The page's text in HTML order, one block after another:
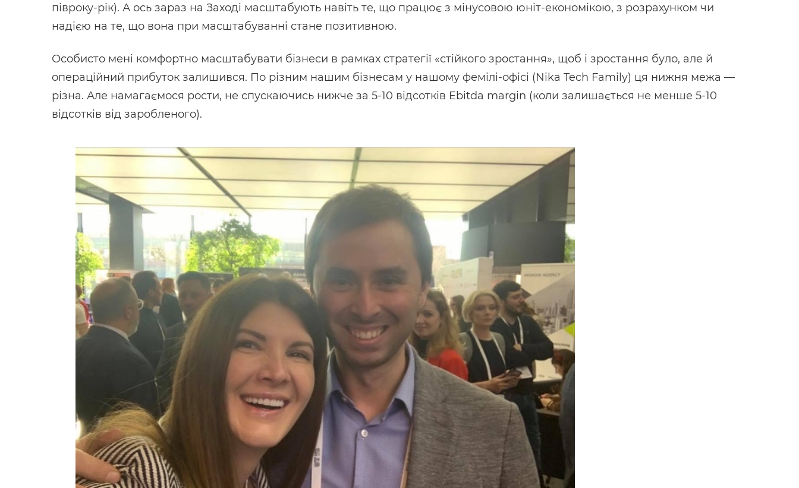
півроку-рік). А ось зараз на Заході масштабують навіть те, що працює з мінусовою юніт-економікою, з розрахунком чи
надією на те, що вона при масштабуванні стане позитивною.
Особисто мені комфортно масштабувати бізнеси в рамках стратегії «стійкого зростання», щоб і зростання було, але й
операційний прибуток залишився. По різним нашим бізнесам у нашому фемілі-офісі (Nika Tech Family) ця нижня межа —
різна. Але намагаємося рости, не спускаючись нижче за 5-10 відсотків Ebitda margin (коли залишається не менше 5-10
відсотків від заробленого).